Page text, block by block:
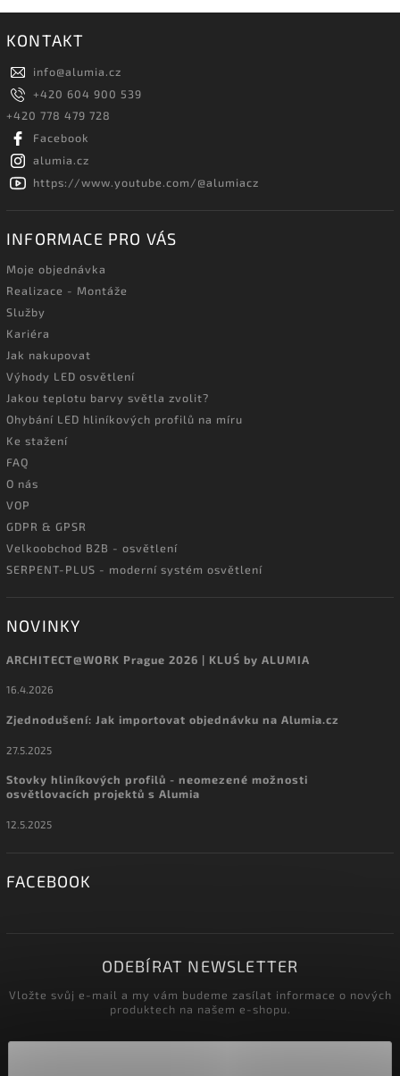
KONTAKT
info@alumia.cz
+420 604 900 539
+420 778 479 728
Facebook
alumia.cz
https://www.youtube.com/@alumiacz
INFORMACE PRO VÁS
Moje objednávka
Realizace - Montáže
Služby
Kariéra
Jak nakupovat
Výhody LED osvětlení
Jakou teplotu barvy světla zvolit?
Ohybání LED hliníkových profilů na míru
Ke stažení
FAQ
O nás
VOP
GDPR & GPSR
Velkoobchod B2B - osvětlení
SERPENT-PLUS - moderní systém osvětlení
NOVINKY
ARCHITECT@WORK Prague 2026 | KLUŚ by ALUMIA
16.4.2026
Zjednodušení: Jak importovat objednávku na Alumia.cz
27.5.2025
Stovky hliníkových profilů - neomezené možnosti
osvětlovacích projektů s Alumia
12.5.2025
FACEBOOK
ODEBÍRAT NEWSLETTER
Vložte svůj e-mail a my vám budeme zasílat informace o nových
produktech na našem e-shopu.